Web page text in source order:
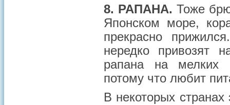
8. РАПАНА. Тоже
Японском море,
прекрасно
нередко привозят
рапана на мелких
потому что любит
В некоторых